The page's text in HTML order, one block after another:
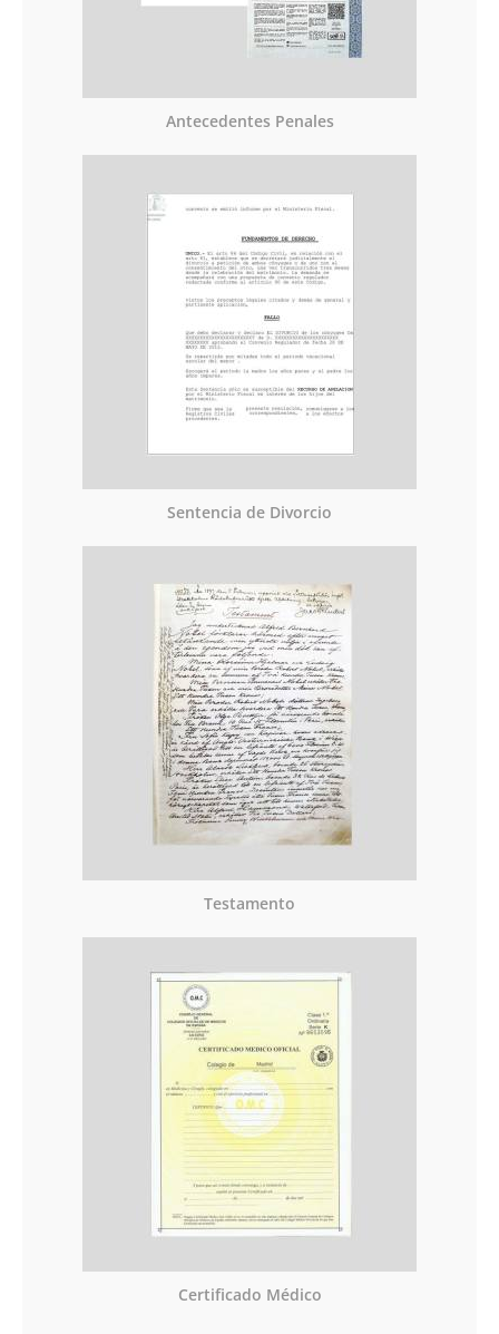
Antecedentes Penales
Sentencia de Divorcio
Testamento
Certificado Médico